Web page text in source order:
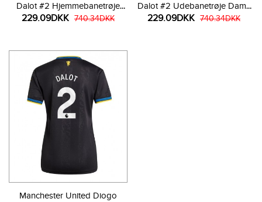
Dalot #2 Hjemmebanetrøje
Dame 2025-26 Kortærmet
229.09DKK 740.34DKK
Dalot #2 Udebanetrøje Dame
2025-26 Kortærmet
229.09DKK 740.34DKK
Manchester United Diogo